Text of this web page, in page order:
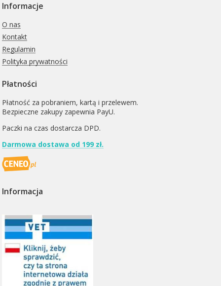
Informacje
O nas
Kontakt
Regulamin
Polityka prywatności
Płatności
Płatność za pobraniem, kartą i przelewem.
Bezpieczne zakupy zapewnia PayU.
Paczki na czas dostarcza DPD.
Darmowa dostawa od 199 zł.
Informacja